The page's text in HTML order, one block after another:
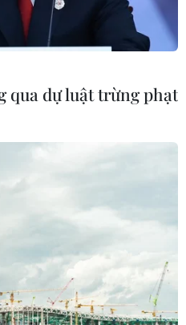
khẩu cá ngừ
Trung Quốc
qua dự luật trừng phạt